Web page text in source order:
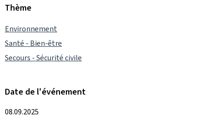
Thème
Environnement
Santé - Bien-être
Secours - Sécurité civile
Date de l'événement
08.09.2025